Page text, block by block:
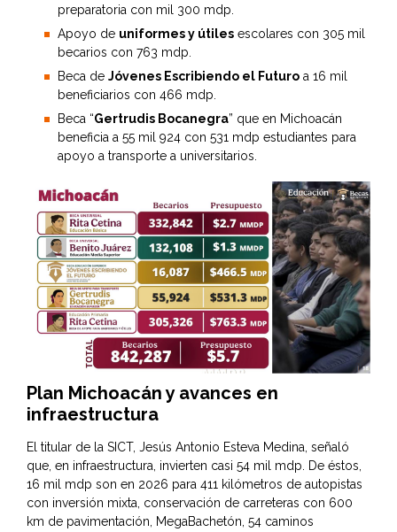
preparatoria con mil 300 mdp.
Apoyo de uniformes y útiles escolares con 305 mil
becarios con 763 mdp.
Beca de Jóvenes Escribiendo el Futuro a 16 mil
beneficiarios con 466 mdp.
Beca “Gertrudis Bocanegra” que en Michoacán
beneficia a 55 mil 924 con 531 mdp estudiantes para
apoyo a transporte a universitarios.
Plan Michoacán y avances en
infraestructura
El titular de la SICT, Jesús Antonio Esteva Medina, señaló
que, en infraestructura, invierten casi 54 mil mdp. De éstos,
16 mil mdp son en 2026 para 411 kilómetros de autopistas
con inversión mixta, conservación de carreteras con 600
km de pavimentación, MegaBachetón, 54 caminos